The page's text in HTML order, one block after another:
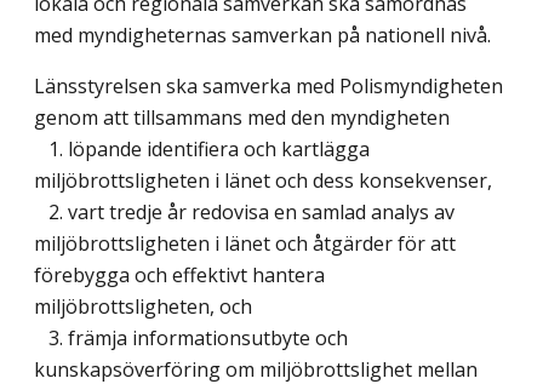
med myndigheternas samverkan på nationell nivå.
Länsstyrelsen ska samverka med Polismyndigheten
genom att tillsammans med den myndigheten
1. löpande identifiera och kartlägga
miljöbrottsligheten i länet och dess konsekvenser,
2. vart tredje år redovisa en samlad analys av
miljöbrottsligheten i länet och åtgärder för att
förebygga och effektivt hantera
miljöbrottsligheten, och
3. främja informationsutbyte och
kunskapsöverföring om miljöbrottslighet mellan